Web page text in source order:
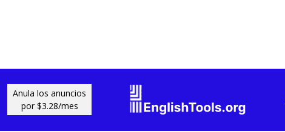
Anula los anuncios
por $3.28/mes